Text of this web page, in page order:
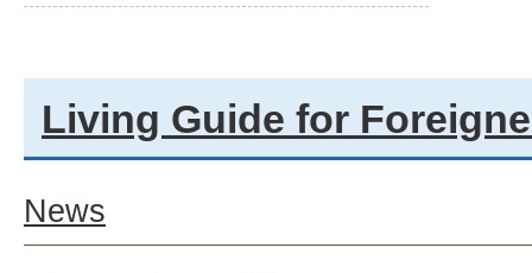
Living Guide for
News